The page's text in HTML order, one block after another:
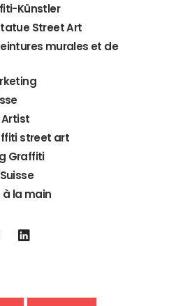
Künstler
Street Art
murales et de
street art
Graffiti
la main